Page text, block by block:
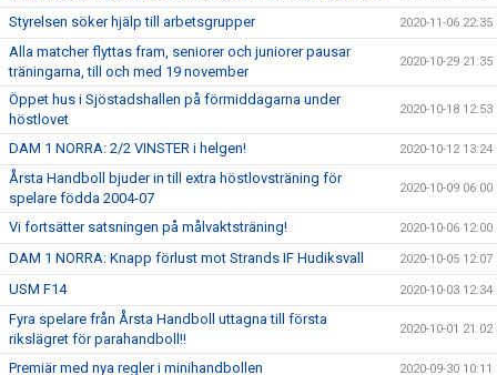
Styrelsen söker hjälp till arbetsgrupper 2020-11-06 22:35
Alla matcher flyttas fram, seniorer och juniorer pausar
träningarna, till och med 19 november
2020-10-29 21:35
Öppet hus i Sjöstadshallen på förmiddagarna under
höstlovet
2020-10-18 12:53
DAM 1 NORRA: 2/2 VINSTER i helgen! 2020-10-12 13:24
Årsta Handboll bjuder in till extra höstlovsträning för
spelare födda 2004-07
2020-10-09 06:00
Vi fortsätter satsningen på målvaktsträning! 2020-10-06 12:00
DAM 1 NORRA: Knapp förlust mot Strands IF Hudiksvall 2020-10-05 12:07
USM F14 2020-10-03 12:34
Fyra spelare från Årsta Handboll uttagna till första
rikslägret för parahandboll!!
2020-10-01 21:02
Premiär med nya regler i minihandbollen 2020-09-30 10:11